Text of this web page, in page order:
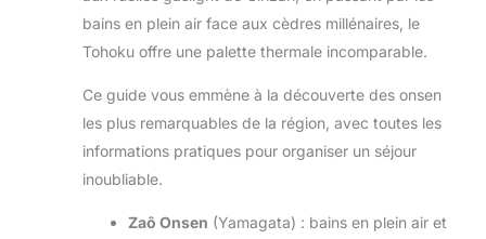
bains en plein air face aux cèdres millénaires, le
Tohoku offre une palette thermale incomparable.
Ce guide vous emmène à la découverte des onsen
les plus remarquables de la région, avec toutes les
informations pratiques pour organiser un séjour
inoubliable.
Zaô Onsen (Yamagata) : bains en plein air et